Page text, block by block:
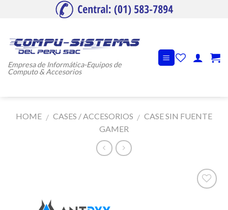
Empresa de Informática-Equipos de
Computo & Accesorios
HOME / CASES / ACCESORIOS / CASE SIN FUENTE
GAMER